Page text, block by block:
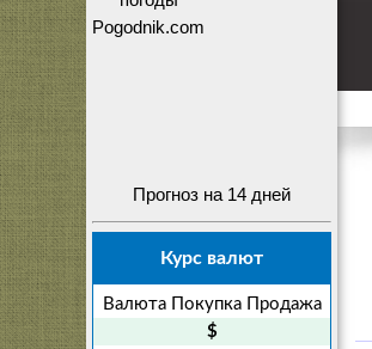
Прогноз на 14 дней
Курс валют
Валюта Покупка
Продажа
$